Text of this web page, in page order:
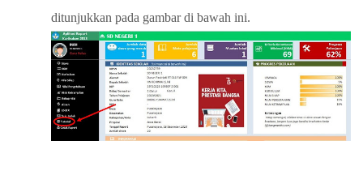
ditunjukkan pada gambar di bawah ini.